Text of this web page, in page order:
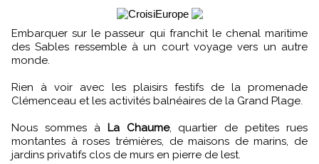
Embarquer sur le passeur qui franchit le chenal maritime
des Sables ressemble à un court voyage vers un autre
monde.
Rien à voir avec les plaisirs festifs de la promenade
Clémenceau et les activités balnéaires de la Grand Plage.
Nous sommes à La Chaume, quartier de petites rues
montantes à roses trémières, de maisons de marins, de
jardins privatifs clos de murs en pierre de lest.